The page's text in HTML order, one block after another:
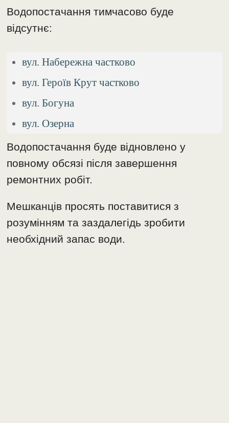
Водопостачання тимчасово буде
відсутнє:
вул. Набережна частково
вул. Героїв Крут частково
вул. Богуна
вул. Озерна
Водопостачання буде відновлено у
повному обсязі після завершення
ремонтних робіт.
Мешканців просять поставитися з
розумінням та заздалегідь зробити
необхідний запас води.